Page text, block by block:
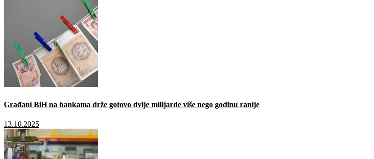
Građani BiH na bankama drže gotovo dvije milijarde više nego godinu ranije
13.10.2025